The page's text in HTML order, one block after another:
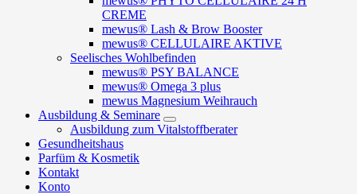
CREME
mewus® Lash & Brow Booster
mewus® CELLULAIRE AKTIVE
Seelisches Wohlbefinden
mewus® PSY BALANCE
mewus® Omega 3 plus
mewus Magnesium Weihrauch
Ausbildung & Seminare
Ausbildung zum Vitalstoffberater
Gesundheitshaus
Parfüm & Kosmetik
Kontakt
Konto